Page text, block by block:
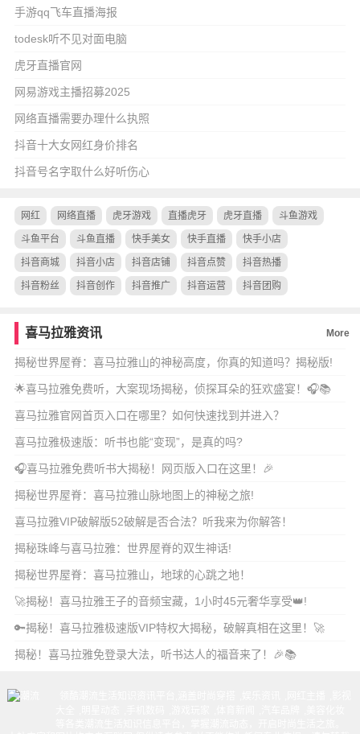
手游qq飞车直播海报
todesk听不见对面电脑
虎牙直播官网
网易游戏主播招募2025
网络直播需要办理什么执照
抖音十大女网红身价排名
抖音号名字取什么好听伤心
网红 网络直播 虎牙游戏 直播虎牙 虎牙直播 斗鱼游戏
斗鱼平台 斗鱼直播 快手美女 快手直播 快手小店
抖音商城 抖音小店 抖音店铺 抖音点赞 抖音热播
抖音粉丝 抖音创作 抖音推广 抖音运营 抖音团购
喜马拉雅资讯 More
揭秘世界屋脊：喜马拉雅山的神秘高度，你真的知道吗？揭秘版!
🌟喜马拉雅免费听，大案现场揭秘，侦探耳朵的狂欢盛宴！🎧📚
喜马拉雅官网首页入口在哪里？如何快速找到并进入？
喜马拉雅极速版：听书也能“变现”，是真的吗?
🎧喜马拉雅免费听书大揭秘！网页版入口在这里！🎉
揭秘世界屋脊：喜马拉雅山脉地图上的神秘之旅!
喜马拉雅VIP破解版52破解是否合法？听我来为你解答！
揭秘珠峰与喜马拉雅：世界屋脊的双生神话!
揭秘世界屋脊：喜马拉雅山，地球的心跳之地！
🚀揭秘！喜马拉雅王子的音频宝藏，1小时45元奢华享受👑!
🔑揭秘！喜马拉雅极速版VIP特权大揭秘，破解真相在这里！🚀
揭秘！喜马拉雅免登录大法，听书达人的福音来了！🎉📚